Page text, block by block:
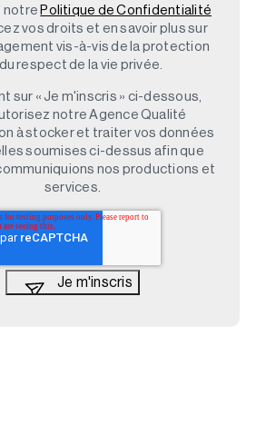
notre Politique de Confidentialité
vos droits et en savoir plus sur
vis-à-vis de la protection
respect de la vie privée.
sur « Je m'inscris » ci-dessous,
notre Agence Qualité
à stocker et traiter vos données
soumises ci-dessus afin que
nos productions et
services.